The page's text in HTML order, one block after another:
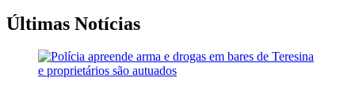
Últimas Notícias